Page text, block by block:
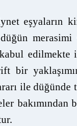
eşyaların
merasimi
edilmekte
bir
ile düğünde
bakımından